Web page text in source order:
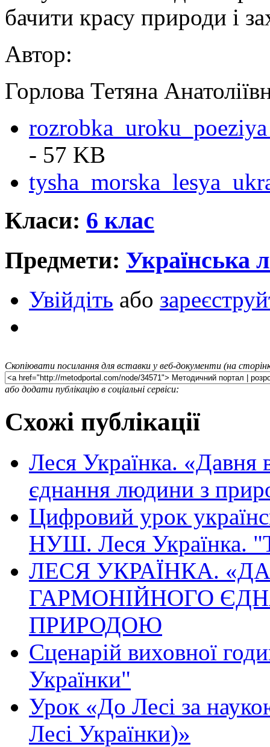
бачити красу природи і
Автор:
Горлова Тетяна
- 57 KB
Класи: 6 клас
Предмети: Українська
Увійдіть або
Скопіювати посилання для вставки у веб-документи (на
або додати публікацію в соціальні сервіси:
Схожі публікації
Леся Українка. «Давня
єднання людини з
Цифровий урок
НУШ. Леся Українка.
ЛЕСЯ УКРАЇНКА.
ГАРМОНІЙНОГО
ПРИРОДОЮ
Сценарій виховної
Українки"
Урок «До Лесі за
Лесі Українки)»